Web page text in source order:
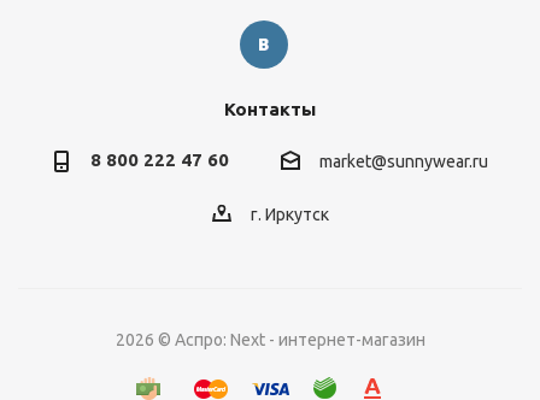
Контакты
8 800 222 47 60 market@sunnywear.ru
г. Иркутск
2026 © Аспро: Next - интернет-магазин